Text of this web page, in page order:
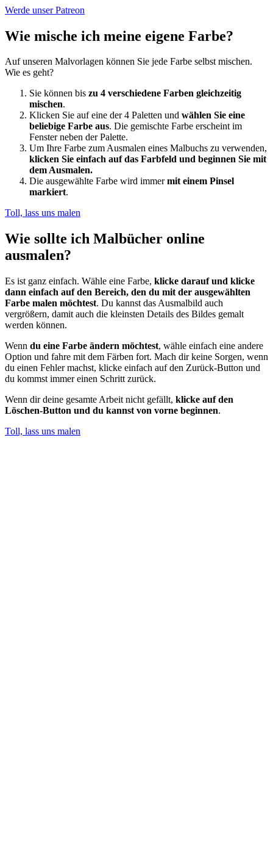
Werde unser Patreon
Wie mische ich meine eigene Farbe?
Auf unseren Malvorlagen können Sie jede Farbe selbst mischen.
Wie es geht?
Sie können bis zu 4 verschiedene Farben gleichzeitig
mischen.
Klicken Sie auf eine der 4 Paletten und wählen Sie eine
beliebige Farbe aus. Die gemischte Farbe erscheint im
Fenster neben der Palette.
Um Ihre Farbe zum Ausmalen eines Malbuchs zu verwenden,
klicken Sie einfach auf das Farbfeld und beginnen Sie mit
dem Ausmalen.
Die ausgewählte Farbe wird immermit einem Pinsel
markiert.
Toll, lass uns malen
Wie sollte ich Malbücher online
ausmalen?
Es ist ganz einfach. Wähle eine Farbe, klicke darauf und klicke
dann einfach auf den Bereich, den du mit der ausgewählten
Farbe malen möchtest. Du kannst das Ausmalbild auch
vergrößern, damit auch die kleinsten Details des Bildes gemalt
werden können.
Wenn du eine Farbe ändern möchtest, wähle einfach eine andere
Option und fahre mit dem Färben fort. Mach dir keine Sorgen, wenn
du einen Fehler machst, klicke einfach auf den Zurück-Button und
du kommst immer einen Schritt zurück.
Wenn dir deine gesamte Arbeit nicht gefällt, klicke auf den
Löschen-Button und du kannst von vorne beginnen.
Toll, lass uns malen